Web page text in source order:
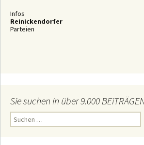
Infos
Reinickendorfer
Parteien
Sie suchen in über 9.000